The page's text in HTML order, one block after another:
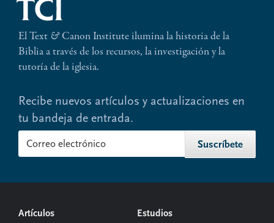
El Text &Canon Institute ilumina la historia de la
Biblia a través de los recursos, la investigación y la
tutoría de la iglesia.
Recibe nuevos artículos y actualizaciones en
tu bandeja de entrada.
Footer
Artículos Estudios